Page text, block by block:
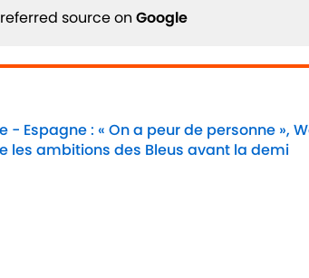
source on Google
- Espagne : « On a peur de personne »,
les ambitions des Bleus avant la demi